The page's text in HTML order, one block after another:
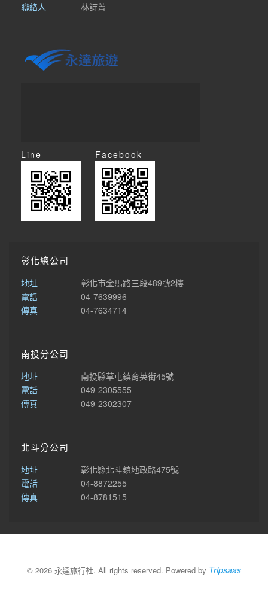
聯絡人
林詩菁
Line Facebook
彰化總公司
地址
彰化市金馬路三段489號2樓
電話
04-7639996
傳真
04-7634714
南投分公司
地址
南投縣草屯鎮育英街45號
電話
049-2305555
傳真
049-2302307
北斗分公司
地址
彰化縣北斗鎮地政路475號
電話
04-8872255
傳真
04-8781515
© 2026 永達旅行社. All rights reserved. Powered by Tripsaas